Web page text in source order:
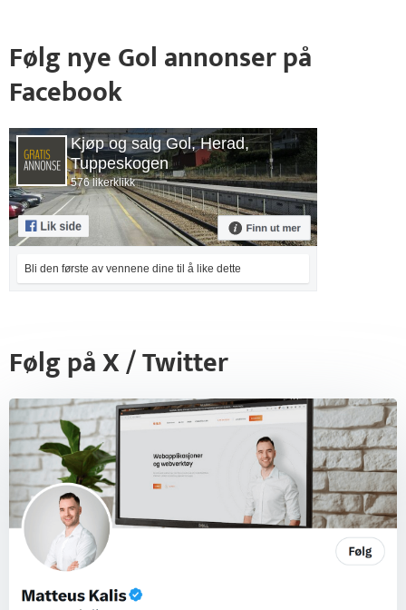
Følg nye Gol annonser på
Facebook
Kjøp og salg Gol, Herad,
Tuppeskogen
576 likerklikk
Bli den første av vennene dine til å like dette
Følg på X / Twitter